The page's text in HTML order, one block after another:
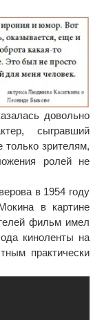
довольно
сыгравший
зрителям,
ролей не
в 1954 году
в картине
фильм имел
киноленты на
практически